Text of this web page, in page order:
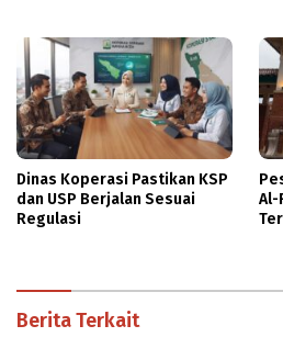
Dinas Koperasi Pastikan KSP
dan USP Berjalan Sesuai
Regulasi
Al-
Berita Terkait